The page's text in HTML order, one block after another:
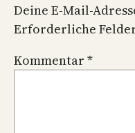
Deine E-Mail-
Erforderliche
Kommentar *